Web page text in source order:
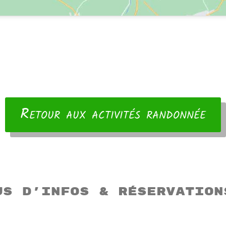
Retour aux activités randonnée
d’infos &